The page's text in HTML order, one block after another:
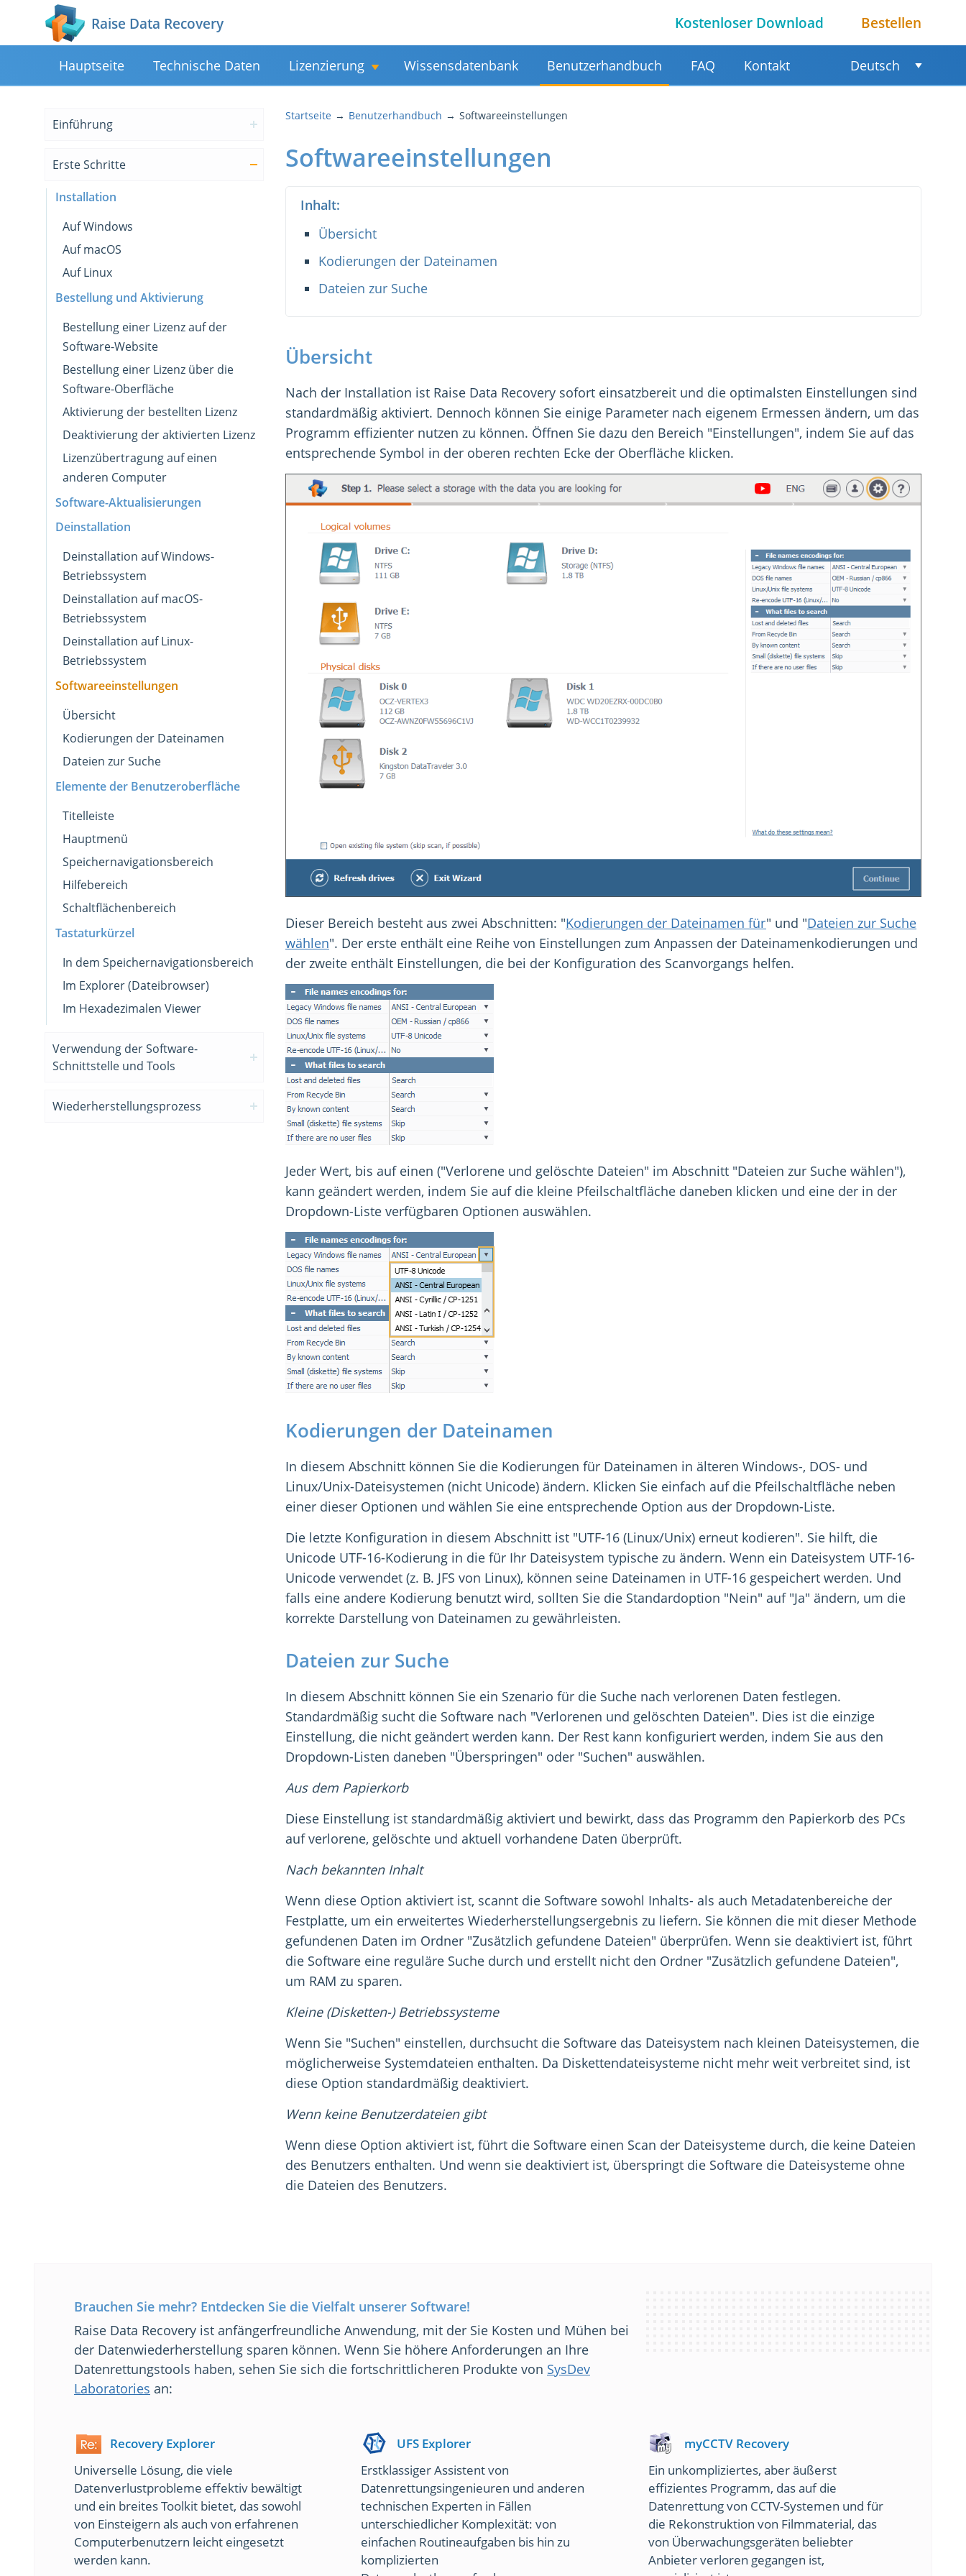
Raise Data Recovery Kostenloser Download Bestellen
Hauptseite Technische Daten Lizenzierung Wissensdatenbank Benutzerhandbuch FAQ Kontakt Deutsch
Startseite Benutzerhandbuch Softwareeinstellungen
Softwareeinstellungen
Inhalt:
Übersicht
Kodierungen der Dateinamen
Dateien zur Suche
Übersicht
Nach der Installation ist Raise Data Recovery sofort einsatzbereit und die optimalsten Einstellungen sind
standardmäßig aktiviert. Dennoch können Sie einige Parameter nach eigenem Ermessen ändern, um das
Programm effizienter nutzen zu können. Öffnen Sie dazu den Bereich "Einstellungen", indem Sie auf das
entsprechende Symbol in der oberen rechten Ecke der Oberfläche klicken.
Dieser Bereich besteht aus zwei Abschnitten: "Kodierungen der Dateinamen für" und "Dateien zur Suche
wählen". Der erste enthält eine Reihe von Einstellungen zum Anpassen der Dateinamenkodierungen und
der zweite enthält Einstellungen, die bei der Konfiguration des Scanvorgangs helfen.
Jeder Wert, bis auf einen ("Verlorene und gelöschte Dateien" im Abschnitt "Dateien zur Suche wählen"),
kann geändert werden, indem Sie auf die kleine Pfeilschaltfläche daneben klicken und eine der in der
Dropdown-Liste verfügbaren Optionen auswählen.
Kodierungen der Dateinamen
In diesem Abschnitt können Sie die Kodierungen für Dateinamen in älteren Windows-, DOS- und
Linux/Unix-Dateisystemen (nicht Unicode) ändern. Klicken Sie einfach auf die Pfeilschaltfläche neben
einer dieser Optionen und wählen Sie eine entsprechende Option aus der Dropdown-Liste.
Die letzte Konfiguration in diesem Abschnitt ist "UTF-16 (Linux/Unix) erneut kodieren". Sie hilft, die
Unicode UTF-16-Kodierung in die für Ihr Dateisystem typische zu ändern. Wenn ein Dateisystem UTF-16-
Unicode verwendet (z. B. JFS von Linux), können seine Dateinamen in UTF-16 gespeichert werden. Und
falls eine andere Kodierung benutzt wird, sollten Sie die Standardoption "Nein" auf "Ja" ändern, um die
korrekte Darstellung von Dateinamen zu gewährleisten.
Dateien zur Suche
In diesem Abschnitt können Sie ein Szenario für die Suche nach verlorenen Daten festlegen.
Standardmäßig sucht die Software nach "Verlorenen und gelöschten Dateien". Dies ist die einzige
Einstellung, die nicht geändert werden kann. Der Rest kann konfiguriert werden, indem Sie aus den
Dropdown-Listen daneben "Überspringen" oder "Suchen" auswählen.
Aus dem Papierkorb
Diese Einstellung ist standardmäßig aktiviert und bewirkt, dass das Programm den Papierkorb des PCs
auf verlorene, gelöschte und aktuell vorhandene Daten überprüft.
Nach bekannten Inhalt
Wenn diese Option aktiviert ist, scannt die Software sowohl Inhalts- als auch Metadatenbereiche der
Festplatte, um ein erweitertes Wiederherstellungsergebnis zu liefern. Sie können die mit dieser Methode
gefundenen Daten im Ordner "Zusätzlich gefundene Dateien" überprüfen. Wenn sie deaktiviert ist, führt
die Software eine reguläre Suche durch und erstellt nicht den Ordner "Zusätzlich gefundene Dateien",
um RAM zu sparen.
Kleine (Disketten-) Betriebssysteme
Wenn Sie "Suchen" einstellen, durchsucht die Software das Dateisystem nach kleinen Dateisystemen, die
möglicherweise Systemdateien enthalten. Da Diskettendateisysteme nicht mehr weit verbreitet sind, ist
diese Option standardmäßig deaktiviert.
Wenn keine Benutzerdateien gibt
Wenn diese Option aktiviert ist, führt die Software einen Scan der Dateisysteme durch, die keine Dateien
des Benutzers enthalten. Und wenn sie deaktiviert ist, überspringt die Software die Dateisysteme ohne
die Dateien des Benutzers.
Einführung
Erste Schritte
Installation
Auf Windows
Auf macOS
Auf Linux
Bestellung und Aktivierung
Bestellung einer Lizenz auf der
Software-Website
Bestellung einer Lizenz über die
Software-Oberfläche
Aktivierung der bestellten Lizenz
Deaktivierung der aktivierten Lizenz
Lizenzübertragung auf einen
anderen Computer
Software-Aktualisierungen
Deinstallation
Deinstallation auf Windows-
Betriebssystem
Deinstallation auf macOS-
Betriebssystem
Deinstallation auf Linux-
Betriebssystem
Softwareeinstellungen
Übersicht
Kodierungen der Dateinamen
Dateien zur Suche
Elemente der Benutzeroberfläche
Titelleiste
Hauptmenü
Speichernavigationsbereich
Hilfebereich
Schaltflächenbereich
Tastaturkürzel
In dem Speichernavigationsbereich
Im Explorer (Dateibrowser)
Im Hexadezimalen Viewer
Verwendung der Software-
Schnittstelle und Tools
Wiederherstellungsprozess
Brauchen Sie mehr? Entdecken Sie die Vielfalt unserer Software!
Raise Data Recovery ist anfängerfreundliche Anwendung, mit der Sie Kosten und Mühen bei
der Datenwiederherstellung sparen können. Wenn Sie höhere Anforderungen an Ihre
Datenrettungstools haben, sehen Sie sich die fortschrittlicheren Produkte von SysDev
Laboratories an:
Recovery Explorer
Universelle Lösung, die viele
Datenverlustprobleme effektiv bewältigt
und ein breites Toolkit bietet, das sowohl
von Einsteigern als auch von erfahrenen
Computerbenutzern leicht eingesetzt
werden kann.
UFS Explorer
Erstklassiger Assistent von
Datenrettungsingenieuren und anderen
technischen Experten in Fällen
unterschiedlicher Komplexität: von
einfachen Routineaufgaben bis hin zu
komplizierten
myCCTV Recovery
Ein unkompliziertes, aber äußerst
effizientes Programm, das auf die
Datenrettung von CCTV-Systemen und für
die Rekonstruktion von Filmmaterial, das
von Überwachungsgeräten beliebter
Anbieter verloren gegangen ist,